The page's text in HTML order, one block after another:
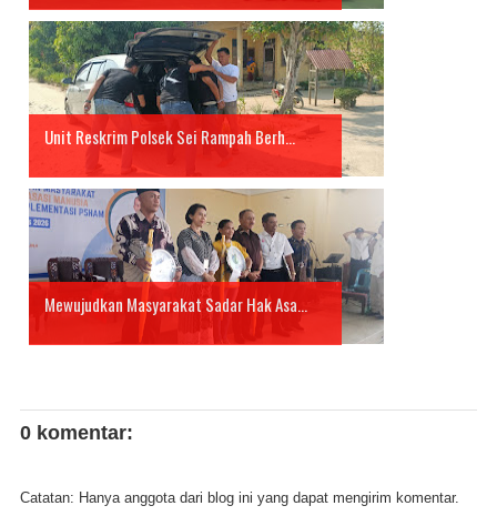
Unit Reskrim Polsek Sei Rampah Berh...
Mewujudkan Masyarakat Sadar Hak Asa...
0 komentar:
Catatan: Hanya anggota dari blog ini yang dapat mengirim komentar.